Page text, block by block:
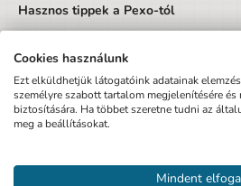
Hasznos tippek a Pexo-tól
Küldés
Elfogadom az Adatvédelmi tájékoztatót
Cookies használunk
Ezt elküldhetjük látogatóink adatainak
személyre szabott tartalom megjelenítésére
biztosítására. Ha többet szeretne tudni az
meg a beállításokat.
Mindent